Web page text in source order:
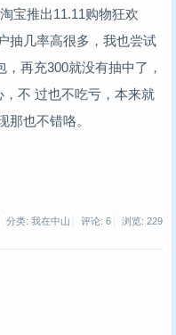
宝推出11.11购物狂欢
抽几率高很多，我也尝试
再充300就没有抽中了，
不 过也不吃亏，本来就
那也不错咯。
分类: 我在中山 评论: 6 浏览: 229